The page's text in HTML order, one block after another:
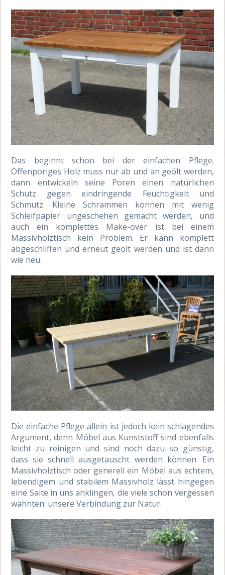
Das beginnt schon bei der einfachen Pflege.
Offenporiges Holz muss nur ab und an geölt werden,
dann entwickeln seine Poren einen natürlichen
Schutz gegen eindringende Feuchtigkeit und
Schmutz. Kleine Schrammen können mit wenig
Schleifpapier ungeschehen gemacht werden, und
auch ein komplettes Make-over ist bei einem
Massivholztisch kein Problem. Er kann komplett
abgeschliffen und erneut geölt werden und ist dann
wie neu.
Die einfache Pflege allein ist jedoch kein schlagendes
Argument, denn Möbel aus Kunststoff sind ebenfalls
leicht zu reinigen und sind noch dazu so günstig,
dass sie schnell ausgetauscht werden können. Ein
Massivholztisch oder generell ein Möbel aus echtem,
lebendigem und stabilem Massivholz lässt hingegen
eine Saite in uns anklingen, die viele schon vergessen
wähnten: unsere Verbindung zur Natur.